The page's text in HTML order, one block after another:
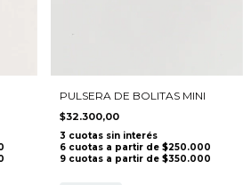
PULSERA DE BOLITAS MINI
$32.300,00